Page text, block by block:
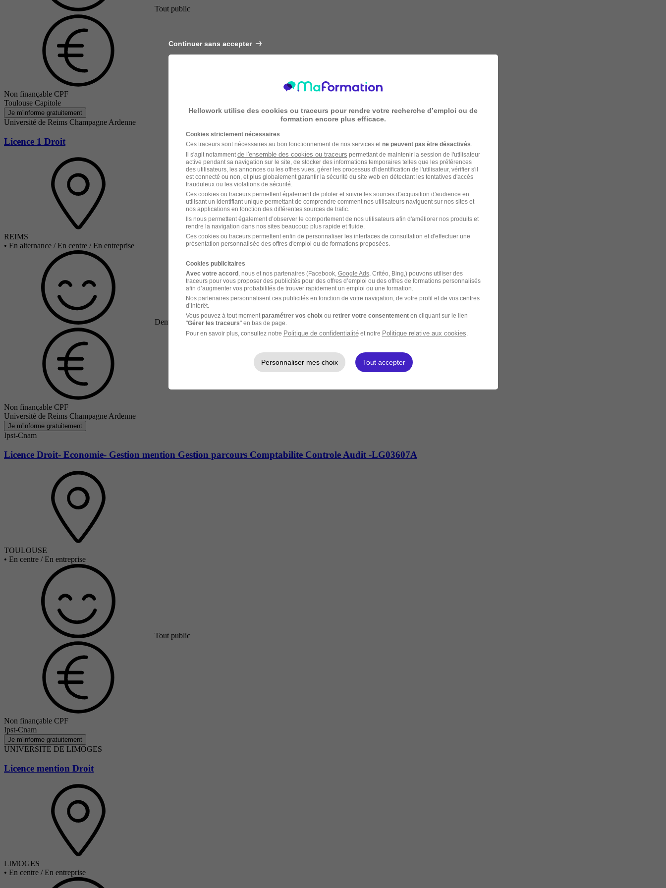
Tout public
Non finançable CPF
Toulouse Capitole
Je m'informe gratuitement
Université de Reims Champagne Ardenne
Licence 1 Droit
REIMS
• En alternance / En centre / En entreprise
Demandeur d'emploi
Non finançable CPF
Université de Reims Champagne Ardenne
Je m'informe gratuitement
Ipst-Cnam
Licence Droit- Economie- Gestion mention Gestion parcours Comptabilite Controle Audit -LG03607A
TOULOUSE
• En centre / En entreprise
Tout public
Non finançable CPF
Ipst-Cnam
Je m'informe gratuitement
UNIVERSITE DE LIMOGES
Licence mention Droit
LIMOGES
• En centre / En entreprise
Continuer sans accepter
Hellowork utilise des cookies ou traceurs pour rendre votre recherche d’emploi ou de
formation encore plus efficace.
Cookies strictement nécessaires
Ces traceurs sont nécessaires au bon fonctionnement de nos services et ne peuvent pas être désactivés
Il s'agit notamment de l'ensemble des cookies ou traceurs permettant de maintenir la session de l'utilisateur
active pendant sa navigation sur le site, de stocker des informations temporaires telles que les préférences
des utilisateurs, les annonces ou les offres vues, gérer les processus d'identification de l'utilisateur, vérifier s'il
est connecté ou non, et plus globalement garantir la sécurité du site web en détectant les tentatives d'accès
frauduleux ou les violations de sécurité.
Ces cookies ou traceurs permettent également de piloter et suivre les sources d'acquisition d'audience en
utilisant un identifiant unique permettant de comprendre comment nos utilisateurs naviguent sur nos sites et
nos applications en fonction des différentes sources de trafic.
Ils nous permettent également d’observer le comportement de nos utilisateurs afin d'améliorer nos produits et
rendre la navigation dans nos sites beaucoup plus rapide et fluide.
Ces cookies ou traceurs permettent enfin de personnaliser les interfaces de consultation et d'effectuer une
présentation personnalisée des offres d'emploi ou de formations proposées.
Cookies publicitaires
Avec votre accord, nous et nos partenaires (Facebook, Google Ads, Critéo, Bing,) pouvons utiliser des
traceurs pour vous proposer des publicités pour des offres d’emploi ou des offres de formations personnalisés
afin d’augmenter vos probabilités de trouver rapidement un emploi ou une formation.
Nos partenaires personnalisent ces publicités en fonction de votre navigation, de votre profil et de vos centres
d’intérêt.
Vous pouvez à tout moment paramétrer vos choix ou retirer votre consentementen cliquant sur le lien
"Gérer les traceurs" en bas de page.
Pour en savoir plus, consultez notre Politique de confidentialitéet notre Politique relative aux cookies
Personnaliser mes choix Tout accepter